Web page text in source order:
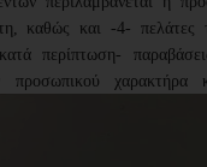
καθώς και -4-
περίπτωση-
προσωπικού